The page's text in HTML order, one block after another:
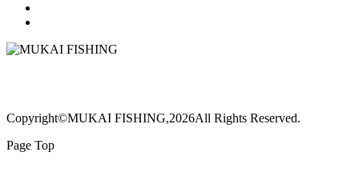
Copyright©MUKAI FISHING,2026All Rights Reserved.
Page Top